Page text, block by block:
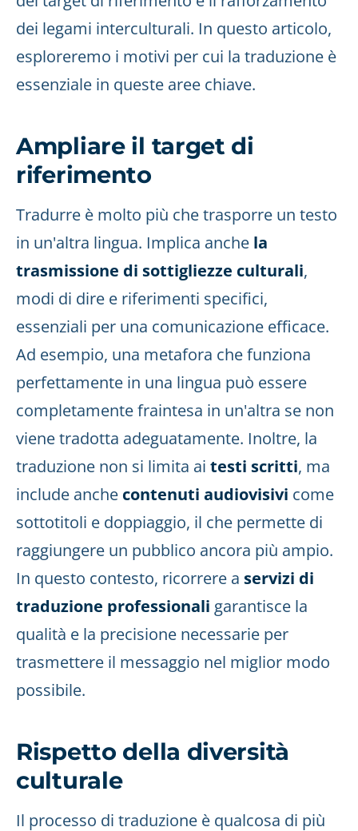
dei legami interculturali. In questo articolo,
esploreremo i motivi per cui la traduzione è
essenziale in queste aree chiave.
Ampliare il target di
riferimento
Tradurre è molto più che trasporre un testo
in un'altra lingua. Implica anche la
trasmissione di sottigliezze culturali,
modi di dire e riferimenti specifici,
essenziali per una comunicazione efficace.
Ad esempio, una metafora che funziona
perfettamente in una lingua può essere
completamente fraintesa in un'altra se non
viene tradotta adeguatamente. Inoltre, la
traduzione non si limita ai testi scritti, ma
include anche contenuti audiovisivi come
sottotitoli e doppiaggio, il che permette di
raggiungere un pubblico ancora più ampio.
In questo contesto, ricorrere a servizi di
traduzione professionali garantisce la
qualità e la precisione necessarie per
trasmettere il messaggio nel miglior modo
possibile.
Rispetto della diversità
culturale
Il processo di traduzione è qualcosa di più